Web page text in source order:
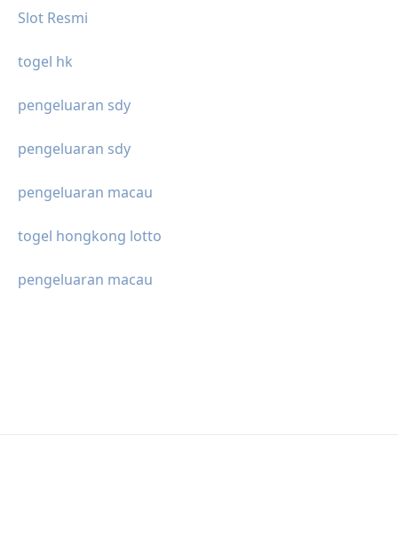
Slot Resmi
togel hk
pengeluaran sdy
pengeluaran sdy
pengeluaran macau
togel hongkong lotto
pengeluaran macau